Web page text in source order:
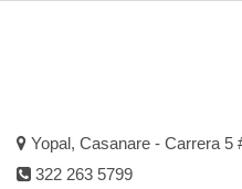
Yopal, Casanare - Carrera 5
322 263 5799